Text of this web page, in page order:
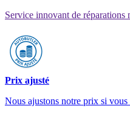
Service innovant de
Prix ajusté
Nous ajustons notre prix si